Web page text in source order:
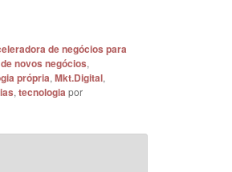
de negócios para
novos negócios,
própria, Mkt.Digital,
, tecnologia por